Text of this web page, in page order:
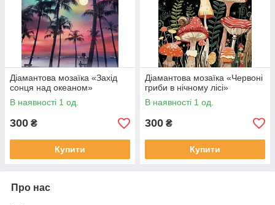
Діамантова мозаїка «Захід
сонця над океаном»
В наявності 1 од.
300 ₴
Купити
Діамантова мозаїка «Червоні
гриби в нічному лісі»
В наявності 1 од.
300 ₴
Купити
Про нас